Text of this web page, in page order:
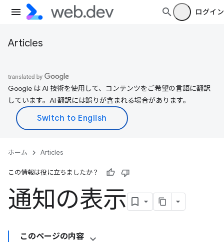
ログイン
Articles
Google は AI 技術を使用して、コンテンツをご希望の言語に翻訳
しています。AI 翻訳には誤りが含まれる場合があります。
ホーム Articles
この情報は役に立ちましたか？
通知の表示
このページの内容